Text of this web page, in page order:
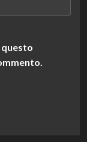
questo